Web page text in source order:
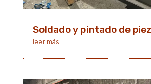
Soldado y pintado de
leer más